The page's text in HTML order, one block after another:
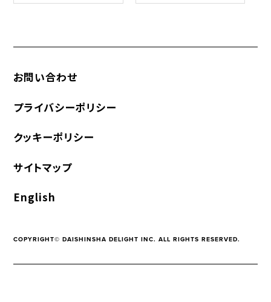
お問い合わせ
プライバシーポリシー
クッキーポリシー
サイトマップ
English
COPYRIGHT© DAISHINSHA DELIGHT INC. ALL RIGHTS RESERVED.